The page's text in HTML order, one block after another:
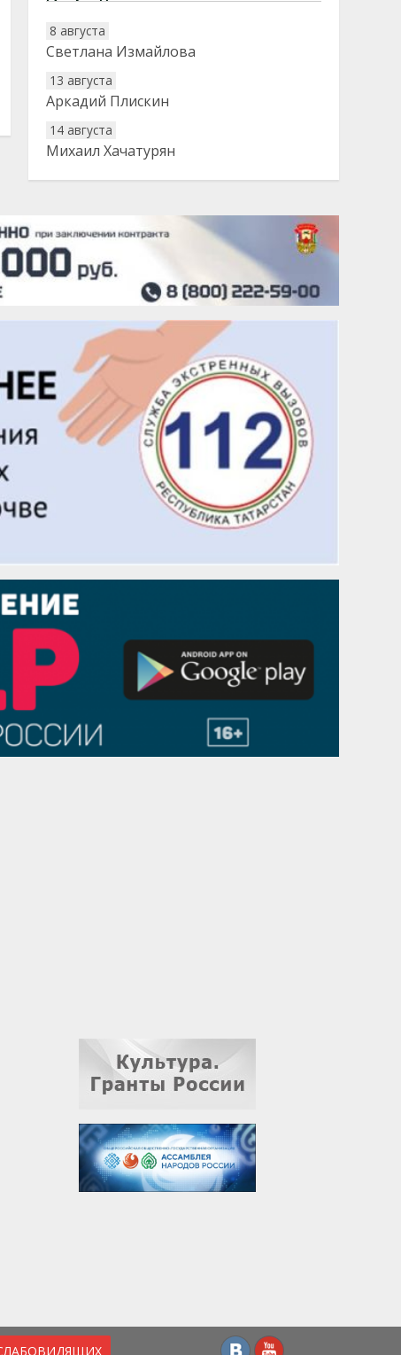
8 августа
Светлана Измайлова
13 августа
Аркадий Плискин
14 августа
Михаил Хачатурян
20 августа
22 августа
Евгений Ефимов
25 августа
Сэсэгма Бубеева
28 августа
Чингиз Мустафаев
29 августа
Надежда Рослова
1 сентября
Гали Хасанов
Владислав Тома